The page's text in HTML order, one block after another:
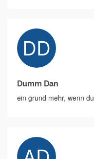
Dumm Dan
ein grund mehr, wenn